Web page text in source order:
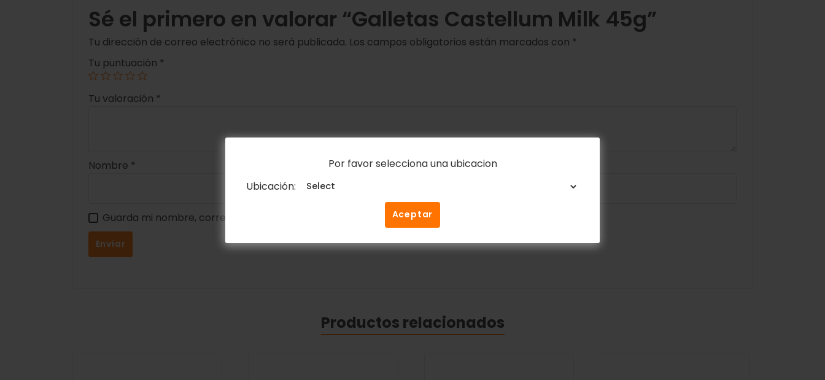
Por favor selecciona una ubicacion
Ubicación:
Aceptar
Sé el primero en valorar “Galletas Castellum Milk 45g”
Tu dirección de correo electrónico no será publicada. Los campos obligatorios están marcados con *
Tu puntuación *
Tu valoración *
Nombre * Correo electrónico
Guarda mi nombre, correo electrónico y web en este navegador para la próxima vez que comente.
Productos relacionados